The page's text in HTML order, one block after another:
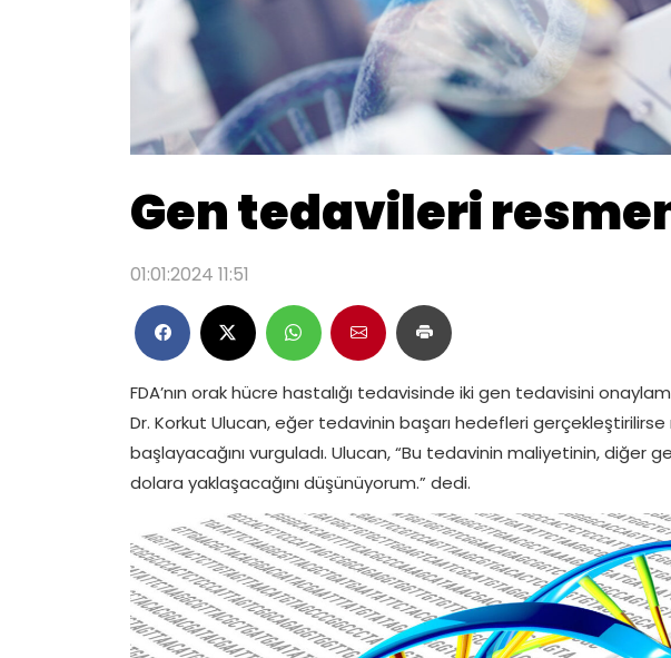
Gen tedavileri
01:01:2024 11:51
FDA’nın orak hücre hastalığı tedavisinde iki gen tedavisini
Dr. Korkut Ulucan, eğer tedavinin başarı hedefleri gerçekleştirilirse
başlayacağını vurguladı. Ulucan, “Bu tedavinin maliyetinin,
dolara yaklaşacağını düşünüyorum.” dedi.